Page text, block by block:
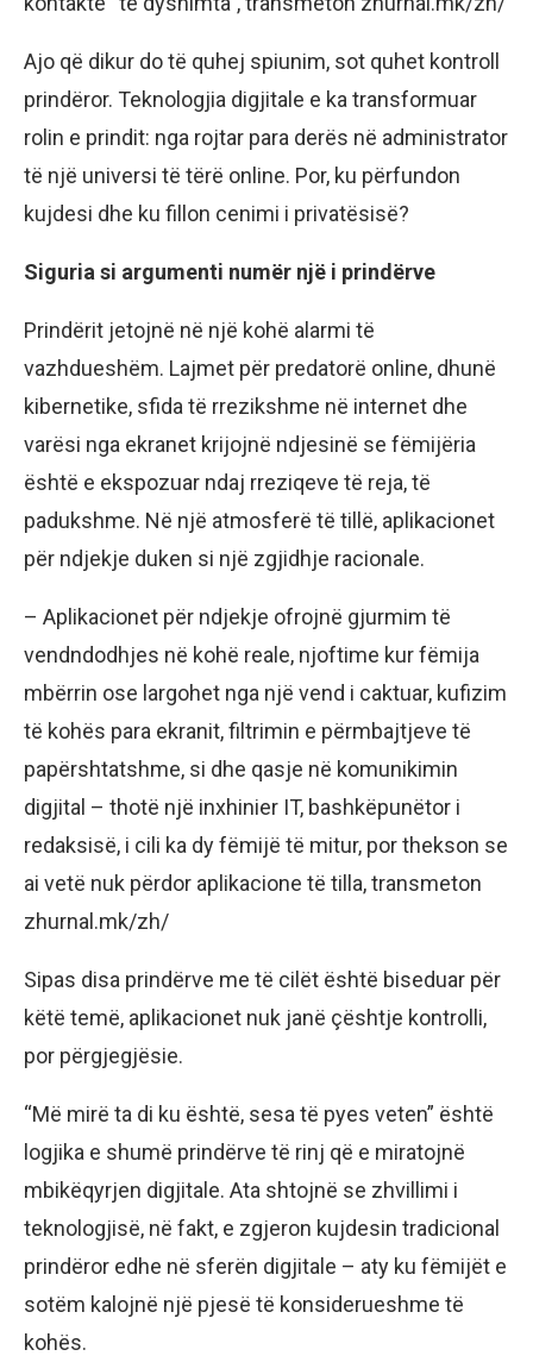
Ajo që dikur do të quhej spiunim, sot quhet kontroll
prindëror. Teknologjia digjitale e ka transformuar
rolin e prindit: nga rojtar para derës në administrator
të një universi të tërë online. Por, ku përfundon
kujdesi dhe ku fillon cenimi i privatësisë?
Siguria si argumenti numër një i prindërve
Prindërit jetojnë në një kohë alarmi të
vazhdueshëm. Lajmet për predatorë online, dhunë
kibernetike, sfida të rrezikshme në internet dhe
varësi nga ekranet krijojnë ndjesinë se fëmijëria
është e ekspozuar ndaj rreziqeve të reja, të
padukshme. Në një atmosferë të tillë, aplikacionet
për ndjekje duken si një zgjidhje racionale.
– Aplikacionet për ndjekje ofrojnë gjurmim të
vendndodhjes në kohë reale, njoftime kur fëmija
mbërrin ose largohet nga një vend i caktuar, kufizim
të kohës para ekranit, filtrimin e përmbajtjeve të
papërshtatshme, si dhe qasje në komunikimin
digjital – thotë një inxhinier IT, bashkëpunëtor i
redaksisë, i cili ka dy fëmijë të mitur, por thekson se
ai vetë nuk përdor aplikacione të tilla, transmeton
zhurnal.mk/zh/
Sipas disa prindërve me të cilët është biseduar për
këtë temë, aplikacionet nuk janë çështje kontrolli,
por përgjegjësie.
“Më mirë ta di ku është, sesa të pyes veten” është
logjika e shumë prindërve të rinj që e miratojnë
mbikëqyrjen digjitale. Ata shtojnë se zhvillimi i
teknologjisë, në fakt, e zgjeron kujdesin tradicional
prindëror edhe në sferën digjitale – aty ku fëmijët e
sotëm kalojnë një pjesë të konsiderueshme të
kohës.